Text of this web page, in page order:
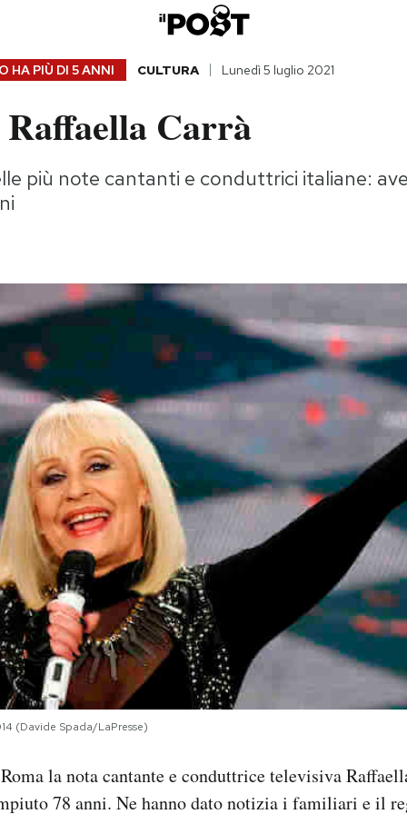
HA PIÙ DI 5 ANNI CULTURA Lunedì 5 luglio 2021
Carrà
più note cantanti e conduttrici italiane:
(Davide Spada/LaPresse)
la nota cantante e conduttrice televisiva
78 anni. Ne hanno dato notizia i familiari e il